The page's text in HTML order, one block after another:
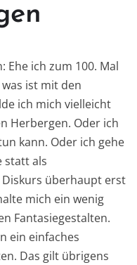
Ehe ich zum 100. Mal
ist mit den
ich mich vielleicht
Herbergen. Oder ich
kann. Oder ich gehe
statt als
überhaupt erst
mich ein wenig
Fantasiegestalten.
ein einfaches
Das gilt übrigens